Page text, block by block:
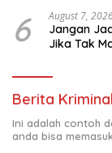
6 August 7,
Jangan
Jika Tak
Berita Kriminal
Ini adalah contoh
anda bisa